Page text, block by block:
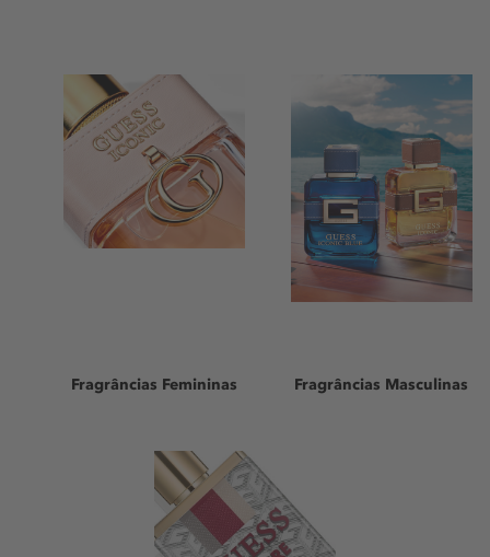
Fragrâncias Femininas Fragrâncias Masculinas